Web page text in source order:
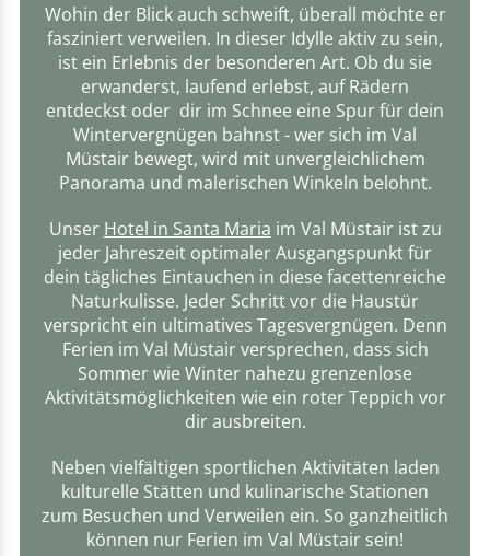
Wohin der Blick auch schweift, überall möchte er
fasziniert verweilen. In dieser Idylle aktiv zu sein,
ist ein Erlebnis der besonderen Art. Ob du sie
erwanderst, laufend erlebst, auf Rädern
entdeckst oder dir im Schnee eine Spur für dein
Wintervergnügen bahnst - wer sich im Val
Müstair bewegt, wird mit unvergleichlichem
Panorama und malerischen Winkeln belohnt.
Unser Hotel in Santa Maria im Val Müstair ist zu
jeder Jahreszeit optimaler Ausgangspunkt für
dein tägliches Eintauchen in diese facettenreiche
Naturkulisse. Jeder Schritt vor die Haustür
verspricht ein ultimatives Tagesvergnügen. Denn
Ferien im Val Müstair versprechen, dass sich
Sommer wie Winter nahezu grenzenlose
Aktivitätsmöglichkeiten wie ein roter Teppich vor
dir ausbreiten.
Neben vielfältigen sportlichen Aktivitäten laden
kulturelle Stätten und kulinarische Stationen
zum Besuchen und Verweilen ein. So ganzheitlich
können nur Ferien im Val Müstair sein!